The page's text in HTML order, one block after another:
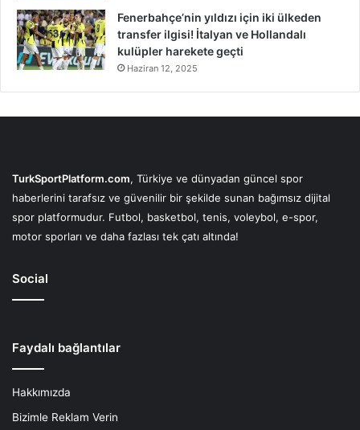
Fenerbahçe’nin yıldızı için iki ülkeden
transfer ilgisi! İtalyan ve Hollandalı
kulüpler harekete geçti
Haziran 12, 2025
TurkSportPlatform.com, Türkiye ve dünyadan güncel spor
haberlerini tarafsız ve güvenilir bir şekilde sunan bağımsız dijital
spor platformudur. Futbol, basketbol, tenis, voleybol, e-spor,
motor sporları ve daha fazlası tek çatı altında!
Social
Faydalı bağlantılar
Hakkımızda
Bizimle Reklam Verin